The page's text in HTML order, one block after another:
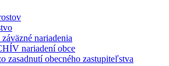
nariadenia
nariadení obce
zasadnutí obecného zastupiteľstva